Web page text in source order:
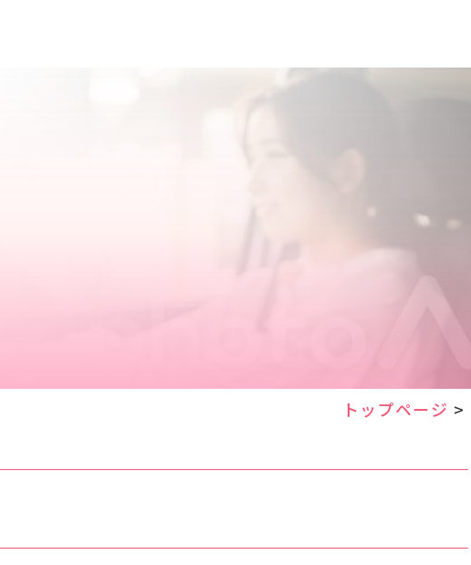
講習の特徴
お申込みの流れ
講習の流れ
お問い合わせ
トップページ >